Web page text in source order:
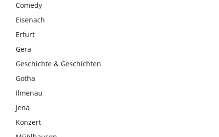
Comedy
Eisenach
Erfurt
Gera
Geschichte & Geschichten
Gotha
Ilmenau
Jena
Konzert